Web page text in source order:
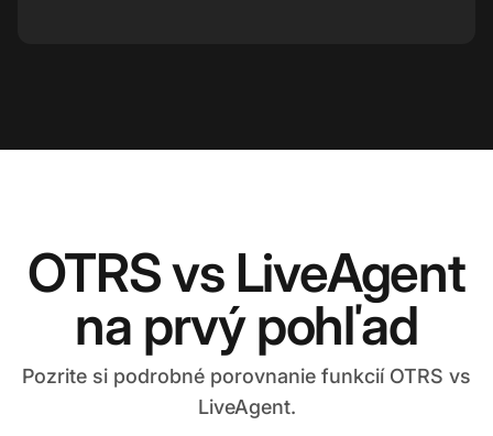
OTRS vs LiveAgent
na prvý pohľad
Pozrite si podrobné porovnanie funkcií OTRS vs
LiveAgent.